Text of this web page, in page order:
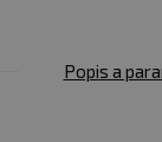
Popis a